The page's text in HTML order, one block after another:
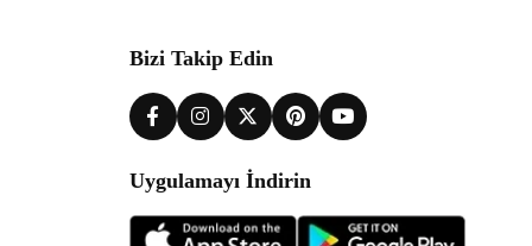
Bizi Takip Edin
Uygulamayı İndirin